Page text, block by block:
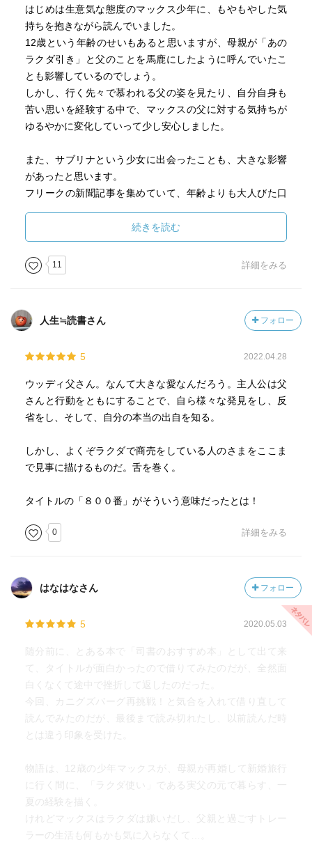
はじめは生意気な態度のマックス少年に、もやもやした気
持ちを抱きながら読んでいました。
12歳という年齢のせいもあると思いますが、母親が「あの
ラクダ引き」と父のことを馬鹿にしたように呼んでいたこ
とも影響しているのでしょう。
しかし、行く先々で慕われる父の姿を見たり、自分自身も
苦い思いを経験する中で、マックスの父に対する気持ちが
ゆるやかに変化していって少し安心しました。
また、サブリナという少女に出会ったことも、大きな影響
があったと思います。
フリークの新聞記事を集めていて、年齢よりも大人びた口
なぜか旅先で何度も遭遇する彼女は、一体何を隠している
のでしょうか。
小島希里さんの訳者あとがきが、物語の余韻を優しく深め
仮面とは、自分を隠して他の人にならせてくれるものであ
り、仮面に隠して本当の自分自身にならせてくれるもので
もし12歳の私が本書に出会っていたら、どんな感想を抱い
ていたのか、無性に知りたいと思いました。
このあとがきで引用されている、カニグズバーグの講演集
『トーク・トーク』も読んでみたくなりました。
続きを読む
11 詳細をみる
人生≒読書さん フォロー
5 2022.04.28
ウッディ父さん。なんて大きな愛なんだろう。主人公は父
さんと行動をともにすることで、自ら様々な発見をし、反
省をし、そして、自分の本当の出自を知る。
しかし、よくぞラクダで商売をしている人のさまをここま
で見事に描けるものだ。舌を巻く。
タイトルの「８００番」がそういう意味だったとは！
0 詳細をみる
はなはなさん フォロー
5 2020.05.03
随分前に、とある本で「司書のおすすめ本」として出て来
て、タイトルが面白かったので借りてみたのだが、全然面
白くなくて途中で挫折して返したのだった。
今回、カニグズバーグ再挑戦！と気合を入れて借り直して
読んでみたのだが、最後まで読み切れたし、以前読んだ時
とは違う印象を受けた。
物語は、12歳の少年マックスが、母親が再婚して新婚旅行
に行く間に、「ラクダ使い」である実父の元で暮らす、一
夏の経験を描く。
けれどマックスはラクダは嫌いだし、父親と過ごすトレー
ラーの生活も何もかも気に入らなくて…。